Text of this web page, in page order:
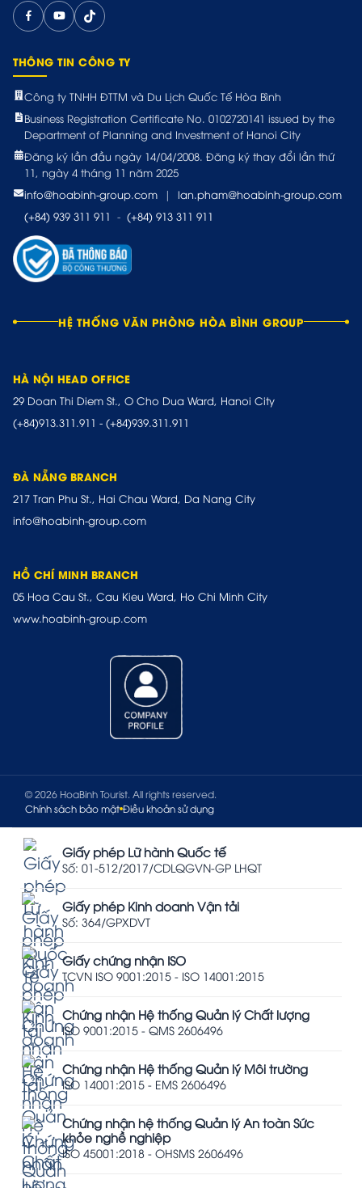
THÔNG TIN CÔNG TY
Công ty TNHH ĐTTM và Du Lịch Quốc Tế Hòa Bình
Business Registration Certificate No. 0102720141 issued by the
Department of Planning and Investment of Hanoi City
Đăng ký lần đầu ngày 14/04/2008. Đăng ký thay đổi lần thứ
11, ngày 4 tháng 11 năm 2025
info@hoabinh-group.com
|
lan.pham@hoabinh-group.com
(+84) 939 311 911 - (+84) 913 311 911
HỆ THỐNG VĂN PHÒNG HÒA BÌNH GROUP
HÀ NỘI HEAD OFFICE
29 Doan Thi Diem St., O Cho Dua Ward, Hanoi City
(+84)913.311.911 - (+84)939.311.911
ĐÀ NẴNG BRANCH
217 Tran Phu St., Hai Chau Ward, Da Nang City
info@hoabinh-group.com
HỒ CHÍ MINH BRANCH
05 Hoa Cau St., Cau Kieu Ward, Ho Chi Minh City
www.hoabinh-group.com
© 2026 HoaBinh Tourist. All rights reserved.
Chính sách bảo mật Điều khoản sử dụng
Giấy phép Lữ hành Quốc tế
Số: 01-512/2017/CDLQGVN-GP LHQT
Giấy phép Kinh doanh Vận tải
Số: 364/GPXDVT
Giấy chứng nhận ISO
TCVN ISO 9001:2015 - ISO 14001:2015
Chứng nhận Hệ thống Quản lý Chất lượng
ISO 9001:2015 - QMS 2606496
Chứng nhận Hệ thống Quản lý Môi trường
ISO 14001:2015 - EMS 2606496
Chứng nhận hệ thống Quản lý An toàn Sức
khỏe nghề nghiệp
ISO 45001:2018 - OHSMS 2606496